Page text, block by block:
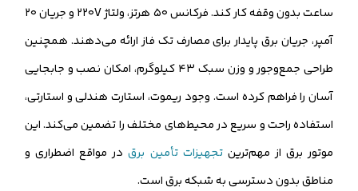
ساعت بدون وقفه کار کند. فرکانس ۵۰ هرتز، ولتاژ ۲۲۰V و جریان ۲۰
آمپر، جریان برق پایدار برای مصارف تک فاز ارائه می‌دهند. همچنین
طراحی جمع‌وجور و وزن سبک ۴۳ کیلوگرم، امکان نصب و جابجایی
آسان را فراهم کرده است. وجود ریموت، استارت هندلی و استارتی،
استفاده راحت و سریع در محیط‌های مختلف را تضمین می‌کند. این
موتور برق از مهم‌ترینتجهیزات تأمین برقدر مواقع اضطراری و
مناطق بدون دسترسی به شبکه برق است.